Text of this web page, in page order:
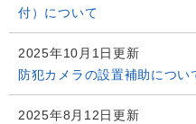
付）について
2025年10月1日更新
防犯カメラの設置補助につい
2025年8月12日更新